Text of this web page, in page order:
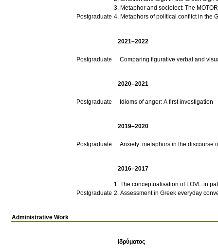
Postgraduate
Metaphor and sociolect: The
Μetaphors of political conflict in the
2021–2022
Postgraduate Comparing figurative verbal and
2020–2021
Postgraduate Idioms of anger: A first investigation
2019–2020
Postgraduate Anxiety: metaphors in the discourse
2016–2017
Postgraduate
The conceptualisation of LOVE in
Assessment in Greek everyday
Administrative Work
Ιδρύματος